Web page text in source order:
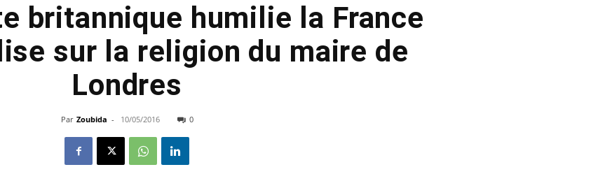
britannique humilie la France
sur la religion du maire de
Londres
Par Zoubida - 10/05/2016 0